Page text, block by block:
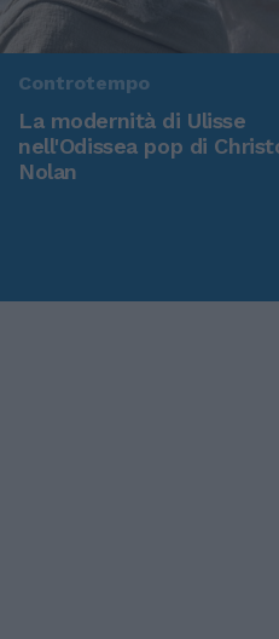
Controtempo
La modernità di Ulisse
nell'Odissea pop di
Nolan